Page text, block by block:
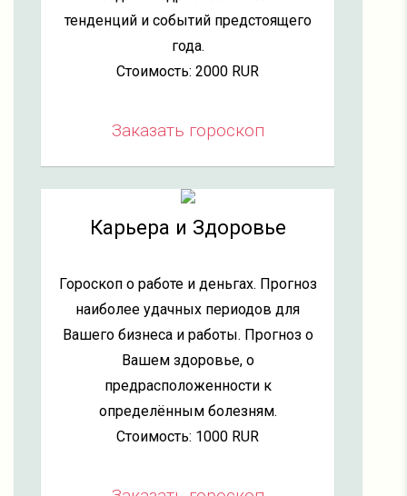
тенденций и событий предстоящего
года.
Стоимость: 2000 RUR
Заказать гороскоп
Карьера и Здоровье
Гороскоп о работе и деньгах. Прогноз
наиболее удачных периодов для
Вашего бизнеса и работы. Прогноз о
Вашем здоровье, о
предрасположенности к
определённым болезням.
Стоимость: 1000 RUR